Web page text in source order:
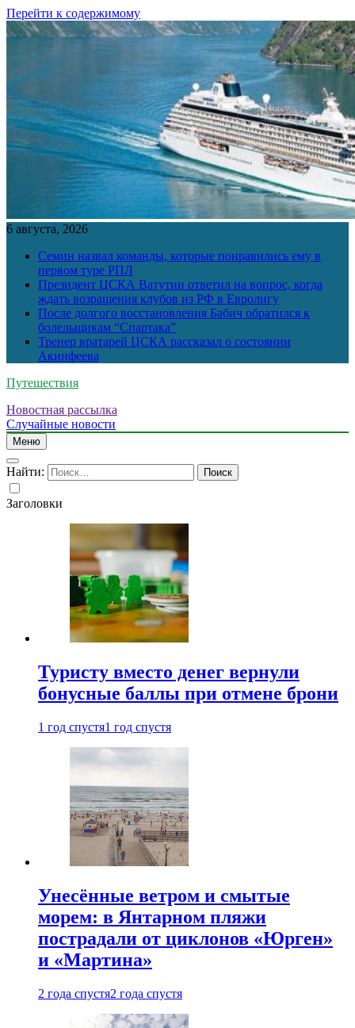
Перейти к содержимому
6 августа, 2026
Семин назвал команды, которые понравились ему в
первом туре РПЛ
Президент ЦСКА Ватутин ответил на вопрос, когда
ждать возращения клубов из РФ в Евролигу
После долгого восстановления Бабич обратился к
болельщикам “Спартака”
Тренер вратарей ЦСКА рассказал о состоянии
Акинфеева
Путешествия
Новостная рассылка
Случайные новости
Меню
Найти:
Заголовки
Туристу вместо денег вернули
бонусные баллы при отмене брони
1 год спустя1 год спустя
Унесённые ветром и смытые
морем: в Янтарном пляжи
пострадали от циклонов «Юрген»
и «Мартина»
2 года спустя2 года спустя